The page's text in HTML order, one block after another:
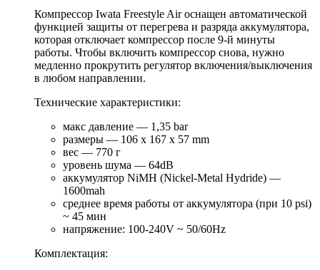
Компрессор Iwata Freestyle Air оснащен автоматической
функцией защиты от перегрева и разряда аккумулятора,
которая отключает компрессор после 9-й минуты
работы. Чтобы включить компрессор снова, нужно
медленно прокрутить регулятор включения/выключения
в любом направлении.
Технические характеристики:
макс давление — 1,35 bar
размеры — 106 x 167 x 57 mm
вес — 770 г
уровень шума — 64dB
аккумулятор NiMH (Nickel-Metal Hydride) —
1600mah
среднее время работы от аккумулятора (при 10 psi)
~ 45 мин
напряжение: 100-240V ~ 50/60Hz
Комплектация: